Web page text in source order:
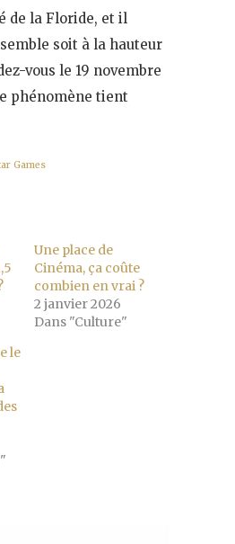
de la Floride, et il
soit à la hauteur
vous le 19 novembre
phénomène tient
Games
Une place de
Cinéma, ça coûte
combien en vrai ?
2 janvier 2026
Dans "Culture"
le